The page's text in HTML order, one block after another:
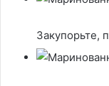
Закупорьте,